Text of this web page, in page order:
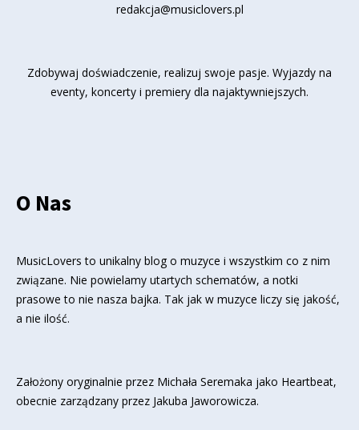
redakcja@musiclovers.pl
Zdobywaj doświadczenie, realizuj swoje pasje. Wyjazdy na
eventy, koncerty i premiery dla najaktywniejszych.
O Nas
MusicLovers to unikalny blog o muzyce i wszystkim co z nim
związane. Nie powielamy utartych schematów, a notki
prasowe to nie nasza bajka. Tak jak w muzyce liczy się jakość,
a nie ilość.
Założony oryginalnie przez Michała Seremaka jako Heartbeat,
obecnie zarządzany przez Jakuba Jaworowicza.